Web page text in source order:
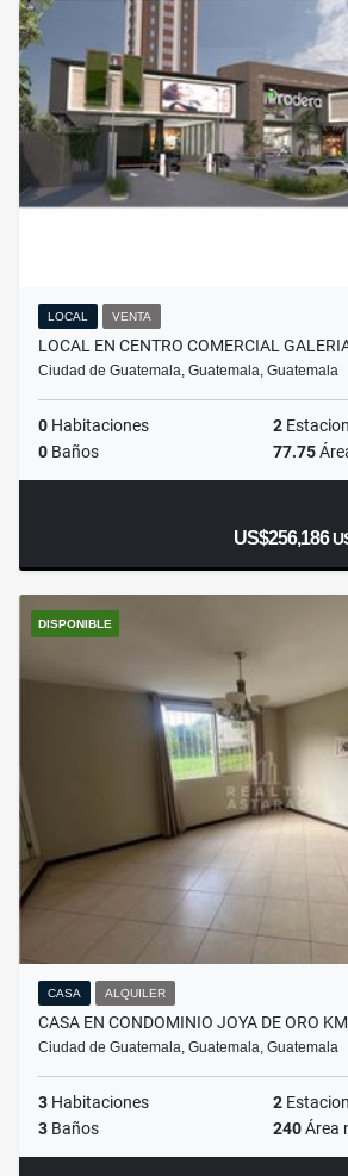
LOCAL VENTA
LOCAL EN CENTRO COMERCIAL
Ciudad de Guatemala, Guatemala, Guatemala
0 Habitaciones 2
0 Baños 77.75
US$256,186
DISPONIBLE
CASA ALQUILER
CASA EN CONDOMINIO JOYA DE ORO
Ciudad de Guatemala, Guatemala, Guatemala
3 Habitaciones 2
3 Baños 240Área